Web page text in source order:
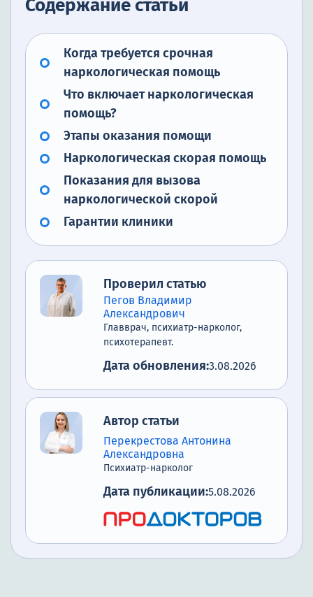
Содержание статьи
Когда требуется срочная
наркологическая помощь
Что включает наркологическая
помощь?
Этапы оказания помощи
Наркологическая скорая помощь
Показания для вызова
наркологической скорой
Гарантии клиники
Проверил статью
Пегов Владимир
Александрович
Главврач, психиатр-нарколог,
психотерапевт.
Дата обновления:3.08.2026
Автор статьи
Перекрестова Антонина
Александровна
Психиатр-нарколог
Дата публикации:5.08.2026